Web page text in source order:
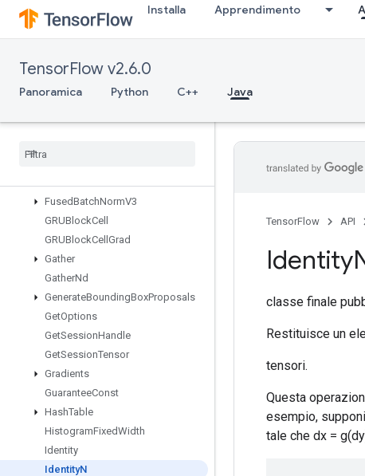
Installa Apprendimento
TensorFlow v2.6.0
Panoramica Python C++ Java
ExperimentalUnbatchDataset
Expint
ExtractVolumePatches
Fingerprint
FusedBatchNormV3
GRUBlockCell
GRUBlockCell Grad
Gather
GatherNd
GenerateBoundingBoxProposals
GetOptions
GetSessionHandle
GetSessionTensor
Gradients
GuaranteeConst
HashTable
HistogramFixedWidth
Identity
IdentityN
TensorFlow API
Identity
classe finale
Restituisce un
tensori.
Questa
esempio,
tale che dx =